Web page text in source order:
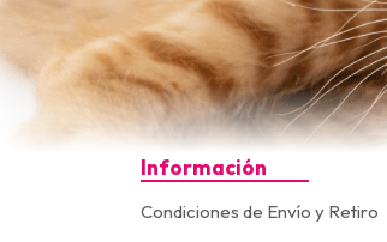
Información
Condiciones de Envío y Retiro